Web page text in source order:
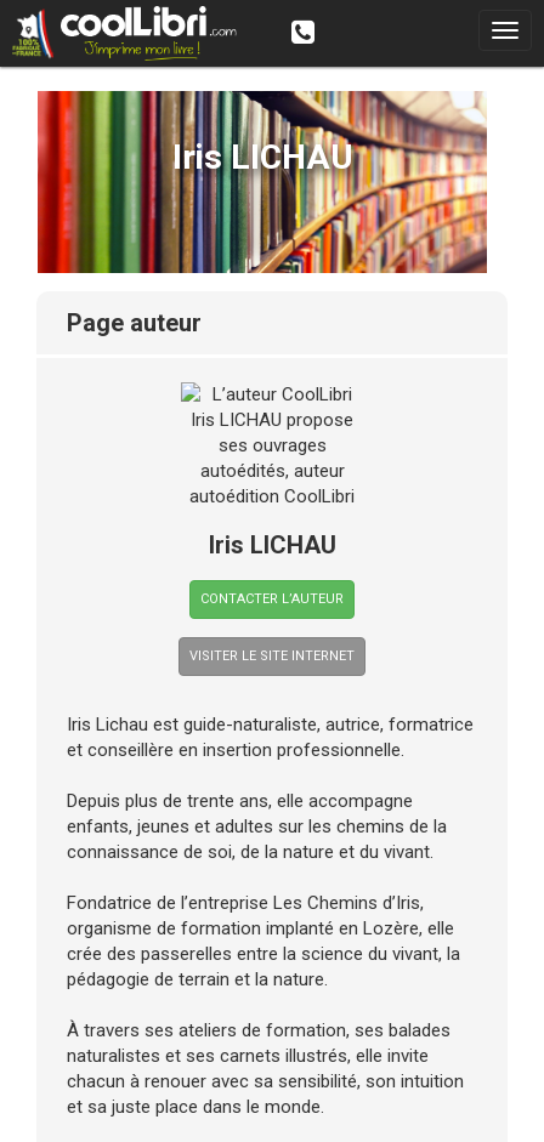
Iris LICHAU
page auteur
Iris LICHAU
CONTACTER L’AUTEUR
VISITER LE SITE INTERNET
Iris Lichau est guide-naturaliste, autrice, formatrice
et conseillère en insertion professionnelle.
Depuis plus de trente ans, elle accompagne
enfants, jeunes et adultes sur les chemins de la
connaissance de soi, de la nature et du vivant.
Fondatrice de l’entreprise Les Chemins d’Iris,
organisme de formation implanté en Lozère, elle
crée des passerelles entre la science du vivant, la
pédagogie de terrain et la nature.
À travers ses ateliers de formation, ses balades
naturalistes et ses carnets illustrés, elle invite
chacun à renouer avec sa sensibilité, son intuition
et sa juste place dans le monde.